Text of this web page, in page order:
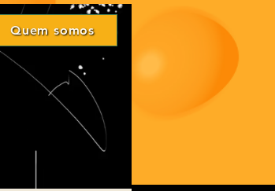
Quem somos
Login
Quem somos